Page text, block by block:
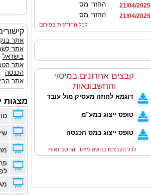
21/04/2025 החזרי מס
21/04/2025 החזרי מס
לכל ההודעות בפורום
קבצים אחרונים במיסוי
והחשבונאות
דוגמא לחוזה מעסיק מול עובד
טופס ייצוג במע"מ
טופס ייצוג במס הכנסה
לכל הקבצים בנושא מיסוי והחשבונאות
אתר
אתר
בישראל
אתר
הכנסה
אתר
מצגות